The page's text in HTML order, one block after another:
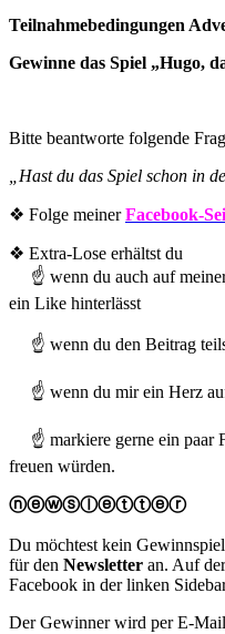
Teilnahmebedingungen
Gewinne das Spiel „Hugo,
Bitte beantworte folgende
„Hast du das Spiel schon in
❖ Folge meinerFacebook-
❖ Extra-Lose erhältst du
☝ wenn du auch auf meiner
ein Like hinterlässt
☝ wenn du den Beitrag
☝ wenn du mir ein Herz
☝ markiere gerne ein paar
freuen würden.
ⓝⓔⓦⓢⓛⓔⓣⓣⓔⓡ
Du möchtest kein
für den Newsletter an. Auf
Facebook in der linken
Der Gewinner wird per E-